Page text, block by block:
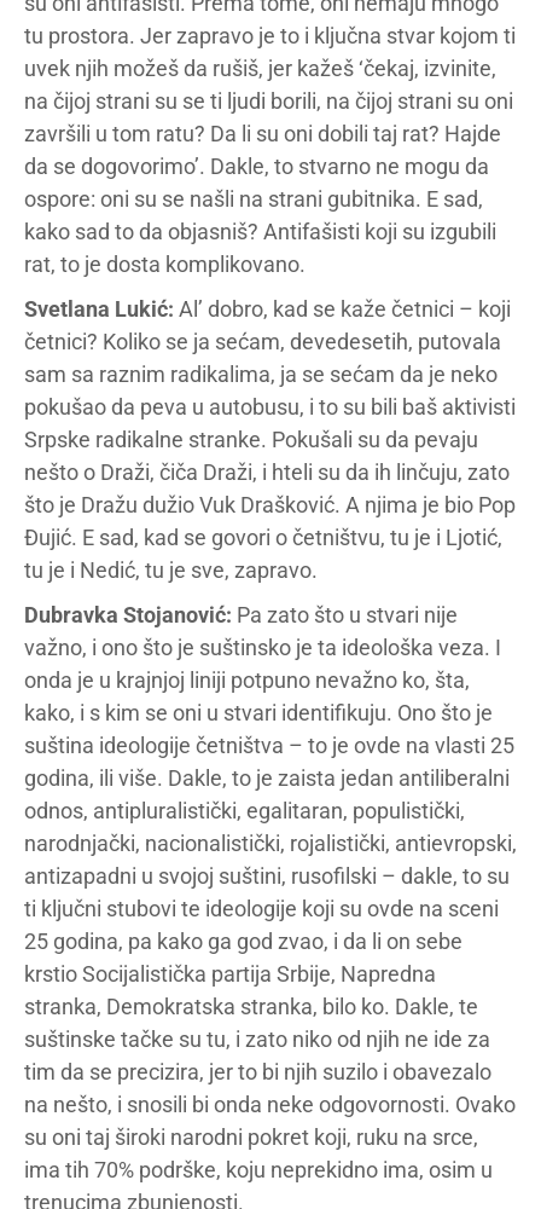
tu prostora. Jer zapravo je to i ključna stvar kojom ti
uvek njih možeš da rušiš, jer kažeš ‘čekaj, izvinite,
na čijoj strani su se ti ljudi borili, na čijoj strani su oni
završili u tom ratu? Da li su oni dobili taj rat? Hajde
da se dogovorimo’. Dakle, to stvarno ne mogu da
ospore: oni su se našli na strani gubitnika. E sad,
kako sad to da objasniš? Antifašisti koji su izgubili
rat, to je dosta komplikovano.
Svetlana Lukić: Al’ dobro, kad se kaže četnici – koji
četnici? Koliko se ja sećam, devedesetih, putovala
sam sa raznim radikalima, ja se sećam da je neko
pokušao da peva u autobusu, i to su bili baš aktivisti
Srpske radikalne stranke. Pokušali su da pevaju
nešto o Draži, čiča Draži, i hteli su da ih linčuju, zato
što je Dražu dužio Vuk Drašković. A njima je bio Pop
Đujić. E sad, kad se govori o četništvu, tu je i Ljotić,
tu je i Nedić, tu je sve, zapravo.
Dubravka Stojanović: Pa zato što u stvari nije
važno, i ono što je suštinsko je ta ideološka veza. I
onda je u krajnjoj liniji potpuno nevažno ko, šta,
kako, i s kim se oni u stvari identifikuju. Ono što je
suština ideologije četništva – to je ovde na vlasti 25
godina, ili više. Dakle, to je zaista jedan antiliberalni
odnos, antipluralistički, egalitaran, populistički,
narodnjački, nacionalistički, rojalistički, antievropski,
antizapadni u svojoj suštini, rusofilski – dakle, to su
ti ključni stubovi te ideologije koji su ovde na sceni
25 godina, pa kako ga god zvao, i da li on sebe
krstio Socijalistička partija Srbije, Napredna
stranka, Demokratska stranka, bilo ko. Dakle, te
suštinske tačke su tu, i zato niko od njih ne ide za
tim da se precizira, jer to bi njih suzilo i obavezalo
na nešto, i snosili bi onda neke odgovornosti. Ovako
su oni taj široki narodni pokret koji, ruku na srce,
ima tih 70% podrške, koju neprekidno ima, osim u
trenucima zbunjenosti.